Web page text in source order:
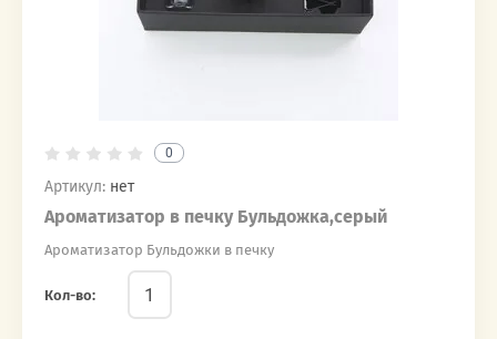
0
Артикул: нет
Ароматизатор в печку Бульдожка,серый
Ароматизатор Бульдожки в печку
Кол-во: